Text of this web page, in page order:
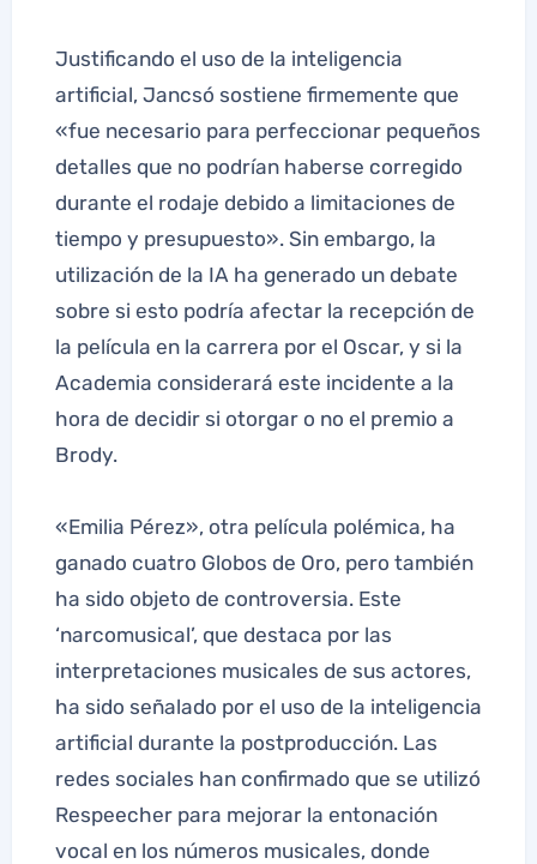
Justificando el uso de la inteligencia
artificial, Jancsó sostiene firmemente que
«fue necesario para perfeccionar pequeños
detalles que no podrían haberse corregido
durante el rodaje debido a limitaciones de
tiempo y presupuesto». Sin embargo, la
utilización de la IA ha generado un debate
sobre si esto podría afectar la recepción de
la película en la carrera por el Oscar, y si la
Academia considerará este incidente a la
hora de decidir si otorgar o no el premio a
Brody.
«Emilia Pérez», otra película polémica, ha
ganado cuatro Globos de Oro, pero también
ha sido objeto de controversia. Este
‘narcomusical’, que destaca por las
interpretaciones musicales de sus actores,
ha sido señalado por el uso de la inteligencia
artificial durante la postproducción. Las
redes sociales han confirmado que se utilizó
Respeecher para mejorar la entonación
vocal en los números musicales, donde